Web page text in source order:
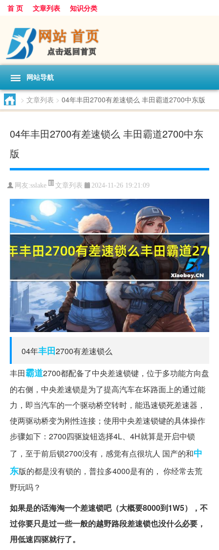
首 页 文章列表 知识分类
网站导航
> 文章列表 > 04年丰田2700有差速锁么 丰田霸道2700中东版
04年丰田2700有差速锁么 丰田霸道2700中东
版
网友:sslake 文章列表 2024-11-26 19:21:09
04年丰田2700有差速锁么
丰田霸道2700都配备了中央差速锁键，位于多功能方向盘
的右侧，中央差速锁是为了提高汽车在坏路面上的通过能
力，即当汽车的一个驱动桥空转时，能迅速锁死差速器，
使两驱动桥变为刚性连接；使用中央差速锁键的具体操作
步骤如下：2700四驱旋钮选择4L、4H就算是开启中锁
了，至于前后锁2700没有，感觉有点很坑人 国产的和中
东版的都是没有锁的，普拉多4000是有的， 你经常去荒
野玩吗？
如果是的话海淘一个差速锁吧（大概要8000到1W5），不
过你要只是过一些一般的越野路段差速锁也没什么必要，
用低速四驱就行了。